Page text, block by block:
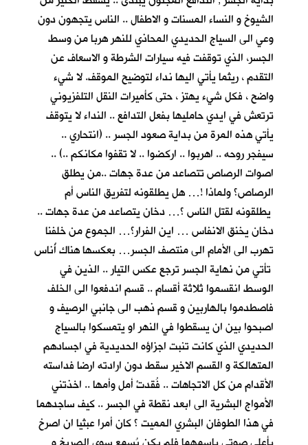
الشيوخ و النساء المسنات و الاطفال .. الناس يتجهون دون
وعي الى السياج الحديدي المحاذي للنهر هربا من وسط
الجسر، الذي توقفت فيه سيارات الشرطة و الاسعاف عن
التقدم ، ريثما يأتي اليها نداء لتوضيح الموقف. لا شيء
واضح ، فكل شيء يهتز ، حتى كأميرات النقل التلفزيوني
ترتعش في ايدي حامليها بفعل التدافع .. النداء لا يتوقف
يأتي هذه المرة من بداية صعود الجسر .. (انتحاري ..
سيفجر روحه .. اهربوا .. اركضوا .. لا تقفوا مكانكم ..) ..
اصوات الرصاص تتصاعد من عدة جهات ..من يطلق
الرصاص؟ ولماذا !… هل يطلقونه لتفريق الناس أم
يطلقونه لقتل الناس ؟… دخان يتصاعد من عدة جهات ..
دخان يخنق الانفاس … اين الفرار؟… الجموع من خلفنا
تهرب الى الأمام الى منتصف الجسر… بعكسها هناك أُناس
تأتي من نهاية الجسر ترجع عكس التيار .. الذين في
الوسط انقسموا ثلاثة أقسام .. قسم اندفعوا الى الخلف
فاصطدموا بالهاربين و قسم ذهب الى جانبي الرصيف و
اصبحوا بين ان يسقطوا في النهر او يتمسكوا بالسياج
الحديدي الذي كانت تنبت اجزاؤه الحديدية في اجسادهم
المتهالكة و القسم الاخير سقط دون ارادته ارضا فداسته
الأقدام من كل الاتجاهات .. فُقدتْ أمل وأمها .. اخذتني
الأمواج البشرية الى ابعد نقطة في الجسر .. كيف ساجدهما
في هذا الطوفان البشري المميت ؟ كان أمرا عبثيا ان اصرخ